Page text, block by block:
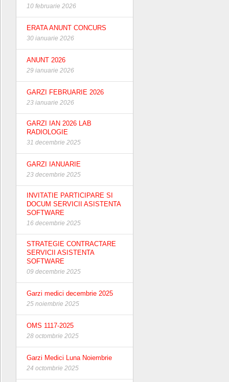
10 februarie 2026
ERATA ANUNT CONCURS
30 ianuarie 2026
ANUNT 2026
29 ianuarie 2026
GARZI FEBRUARIE 2026
23 ianuarie 2026
GARZI IAN 2026 LAB
RADIOLOGIE
31 decembrie 2025
GARZI IANUARIE
23 decembrie 2025
INVITATIE PARTICIPARE SI
DOCUM SERVICII ASISTENTA
SOFTWARE
16 decembrie 2025
STRATEGIE CONTRACTARE
SERVICII ASISTENTA
SOFTWARE
09 decembrie 2025
Garzi medici decembrie 2025
25 noiembrie 2025
OMS 1117-2025
28 octombrie 2025
Garzi Medici Luna Noiembrie
24 octombrie 2025